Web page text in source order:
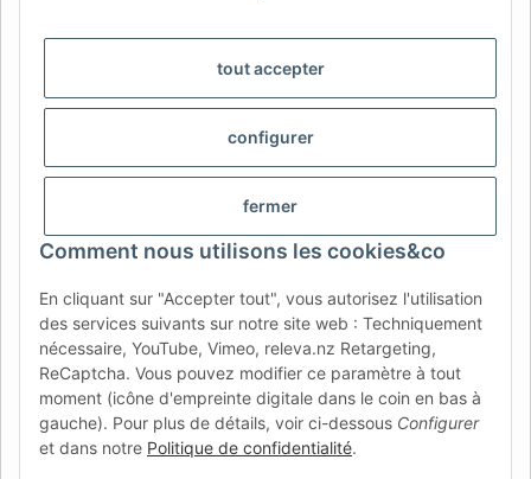
tout accepter
configurer
fermer
Comment nous utilisons les cookies&co
En cliquant sur "Accepter tout", vous autorisez l'utilisation
des services suivants sur notre site web : Techniquement
nécessaire, YouTube, Vimeo, releva.nz Retargeting,
ReCaptcha. Vous pouvez modifier ce paramètre à tout
moment (icône d'empreinte digitale dans le coin en bas à
gauche). Pour plus de détails, voir ci-dessous Configurer
et dans notre Politique de confidentialité.
BE (NL) BE (FR)
FR IT ES DK PL
USA
RO HR
AFATEK France| Votre spécialiste en pièces détachées pour
remorques
Conseil technique :moc.ketafa@ofni| TVA (DE) :
DE354251646
Offre pour les professionnels : achats intracommunautaires HT
(VIES) disponibles.